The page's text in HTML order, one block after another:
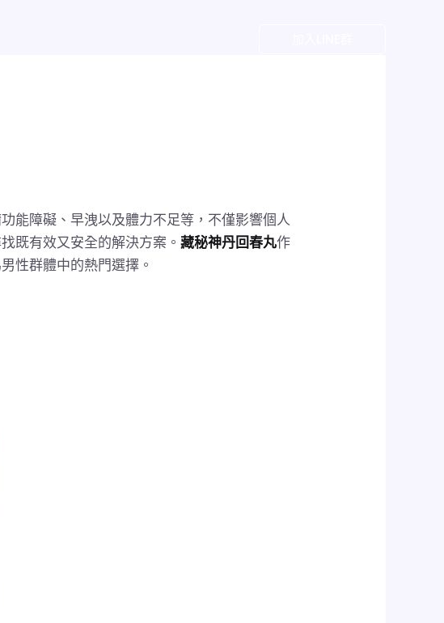
能障礙、早洩以及體力不足等，不僅影響個人
既有效又安全的解決方案。藏秘神丹回春丸作
性群體中的熱門選擇。